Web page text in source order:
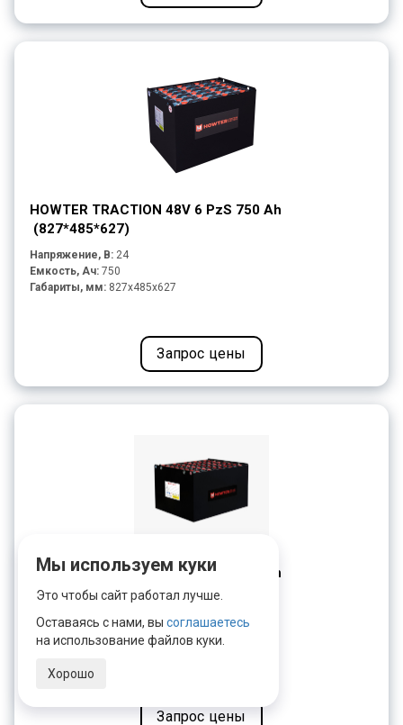
HOWTER TRACTION 48V 6 PzS 750 Ah
(827*485*627)
Напряжение, В: 24
Емкость, Ач: 750
Габариты, мм: 827x485x627
Запрос цены
HOWTER TRACTION 48V 5 PzS 400 Ah
(970*602*470)
Напряжение, В: 48
970x602x470
Запрос цены
Мы используем куки
Это чтобы сайт работал лучше.
Оставаясь с нами, вы соглашаетесь
на использование файлов куки.
Хорошо